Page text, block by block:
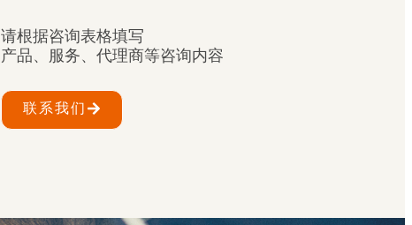
请根据咨询表格填写
产品、服务、代理商等咨询内容
联系我们